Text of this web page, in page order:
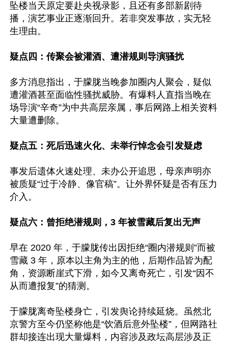
坠楼当天原定要赴央视录影，且还有多部新剧待
播，演艺事业正逐渐回升。若非突发事故，实无轻
生理由。
疑点四：传聚会被灌酒、遭潜规则导演骚扰
多方消息指出，于朦胧当晚参加圈内人聚会，疑似
遭灌酒甚至面临性骚扰威胁。有爆料人直指当晚在
场导演“辛奇”为中共高层亲属，事后网路上相关资料
大量遭删除。
疑点五：死后迅速火化、未举行悼念会引发疑虑
事发后遗体火速处理、未办公开追思，母亲声明亦
被质疑“过于冷静、像官稿”。让外界怀疑是否有压力
介入。
疑点六：曾拒绝潜规则，3 年被雪藏后复出无声
早在 2020 年，于朦胧传出因拒绝“圈内潜规则”而被
雪藏 3 年，原本以主角为主的他，后期作品皆为配
角，资源断崖式下滑，如今又离奇死亡，引发“因不
从而遭报复”的猜测。
于朦胧离奇坠楼身亡，引发舆论持续延烧。虽然北
京警方至今仍坚称他是“饮酒后意外坠楼”，但网路社
群却接连出现大量爆料，内容涉及政坛高层涉及正